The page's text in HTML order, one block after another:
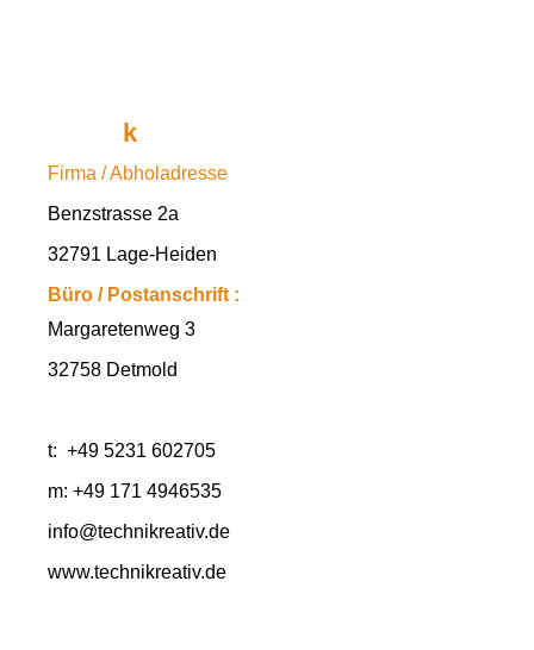
k
Firma / Abholadresse
Benzstrasse 2a
32791 Lage-Heiden
Büro / Postanschrift :
Margaretenweg 3
32758 Detmold
t: +49 5231 602705
m: +49 171 4946535
info@technikreativ.de
www.technikreativ.de